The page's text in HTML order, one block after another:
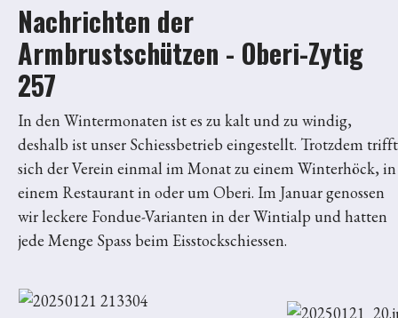
Nachrichten der
Armbrustschützen - Oberi-Zytig
257
In den Wintermonaten ist es zu kalt und zu windig,
deshalb ist unser Schiessbetrieb eingestellt. Trotzdem trifft
sich der Verein einmal im Monat zu einem Winterhöck, in
einem Restaurant in oder um Oberi. Im Januar genossen
wir leckere Fondue-Varianten in der Wintialp und hatten
jede Menge Spass beim Eisstockschiessen.